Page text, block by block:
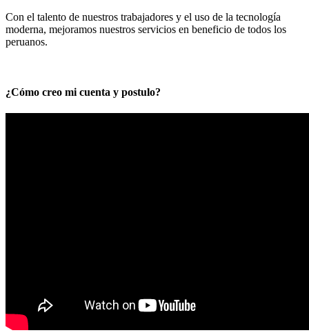
Con el talento de nuestros trabajadores y el uso de la tecnología
moderna, mejoramos nuestros servicios en beneficio de todos los
peruanos.
¿Cómo creo mi cuenta y postulo?